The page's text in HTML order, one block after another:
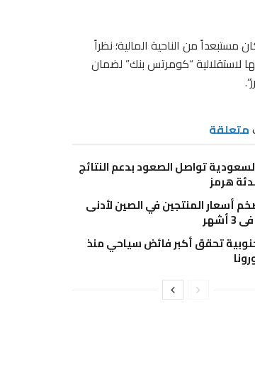
مستبعداً من الناحية المالية؛ نظراً
لاستقلالية “كومرتس بنك” لضمان
متعلقة
تواصل الصعود بدعم النتائج
هرمز
أسعار المنتجين في الصين لأدنى
تحقق أكبر فائض سياحي منذ